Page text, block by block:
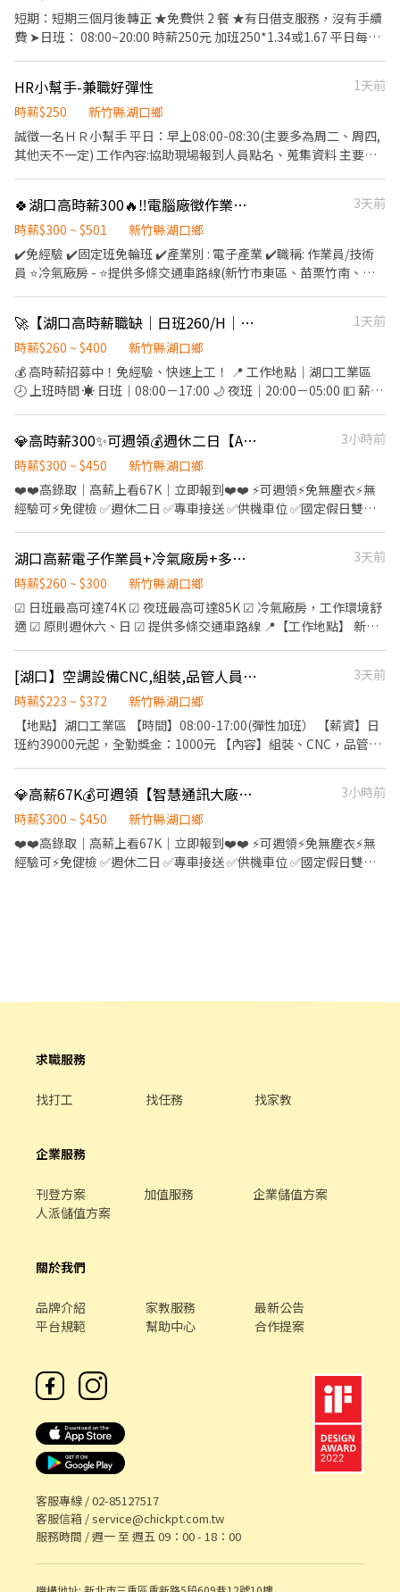
短期：短期三個月後轉正 ★免費供 2 餐 ★有日借支服務，沒有手續
費 ➤日班： 08:00~20:00 時薪250元 加班250*1.34或1.67 平日每天
禮拜六需要配合加班 ➤發薪日期：每月10號/日領 ➤工作地點：新竹
縣湖口鄉文化路二號 ------------------------ ✌️截圖後-快速應徵：
https://lin.ee/AeE2u7i ✌️沃克人力：02-2388-1982 ✌️葉專員：
0967255368
HR小幫手-兼職好彈性
1天前
時薪$250
新竹縣湖口鄉
誠徵一名ＨＲ小幫手 平日：早上08:00-08:30(主要多為周二、周四,
其他天不一定) 工作內容:協助現場報到人員點名、蒐集資料 主要就
鳥，需可接受勞保。
🍀湖口高時薪300🔥‼️電腦廠徵作業技術員 配合加班85K+ #書審即可 #可日領
3天前
時薪$300 ~ $501
新竹縣湖口鄉
✔️免經驗 ✔️固定班免輪班 ✔️產業別 : 電子產業 ✔️職稱: 作業員/技術
員 ⭐冷氣廠房 - ⭐提供多條交通車路線(新竹市東區、苗栗竹南、竹
檢、測試、鎖螺絲。(需挪移5-15Kg產品(有輔助) 【SMT】產線生
產管理、SMT操機、英文介面、備料 【維修物料】解鎖螺絲/清潔散
熱膏、上下物料、掃二維碼分類、電子顯微鏡目檢、元件清潔、
GPU/CPU 除錫除膠 *實際工作內容依過往工作經驗及技能由主管分
上班天數 日班:時薪 $260/hr 配合休假加班最高可達 $74,000 夜班:
$300/hr/配合休假加班最高可達 $85,000 - 【用餐說明】自理 【發
__________________________________ 【快速應徵】 👉快速
預約找工作☞Conbiz康彼斯- 胡先生 Ivan 📞來電預約專線：02-
6604-2814 👉𝑳𝒊𝒏𝒆 𝑰𝑫：@911hcuni 👉𝑳𝒊𝒏𝒆連結 :
https://reurl.cc/MOz07L 應徵截圖私訊留下姓名/電話/應徵職缺即
🚀【湖口高時薪職缺｜日班260/H｜夜班300/H】🚀
1天前
時薪$260 ~ $400
新竹縣湖口鄉
💰 高時薪招募中！免經驗、快速上工！ 📍 工作地點｜湖口工業區
🕗 上班時間 ☀️ 日班｜08:00－17:00 🌙 夜班｜20:00－05:00 💵 薪資
工作環境舒適 ❤️ 提供日領、週領 ❤️ 穩定工時，快速累積收入 📩 截
圖私訊立即報名！ 📞 0965846966（Hank 張先生｜同賴）
💎高時薪300✨可週領💰週休二日【AI智慧大廠】桃竹苗專車接送🚌轉正福利優👍🏻
3小時前
時薪$300 ~ $450
新竹縣湖口鄉
❤️❤️高錄取｜高薪上看67K｜立即報到❤️❤️ ⚡可週領⚡免無塵衣⚡無
經驗可⚡免健檢 ✅週休二日 ✅專車接送 ✅供機車位 ✅國定假日雙倍
日 雙倍薪資✨ ✔ 轉正福利優 二度就業可ɴɪᴄᴇ ✔ 公司團膳 吃飽又划
算 加班餐費補助$60 ✔ 經驗不重要 現場都有專人會教 ✔ 每月5日發
薪 / 可週領 生活好方便 ⭐️ 快速應徵點這邊➔
https://lin.ee/2etEKAh 【工作地點】可自選 ❶ 湖口廠 - 新竹縣湖
作內容】通訊器材（組裝、包裝、測試、流動線） 【休息時間】用
餐40分鐘 兩次間休各15分鐘 【休假制度】週休二日 【上班時間 / 薪
約 $45,760起 x 配合加班 $58,000 ᴜᴘ✨ 夜班：20:00-05:00 【 300 /
H 】 ➔ 薪約 $52,800起 x 配合加班 $67,000 ᴜᴘ✨ 💙『 竹科 』 日
班：07:30-16:40 ➔ 薪約 $35,000起 x 配合加班 $50,000 ᴜᴘ✨ 夜班：
19:30-04:40 ➔ 薪約 $42,000起 x 配合加班 $55,000 ᴜᴘ✨ ⭐️ 加班交通
缺 x 立即上班❤️ ⭐️ ʟɪɴᴇ ID 搜尋 ➔ @564gwivh ➕ 我ʟɪɴᴇ 快速連結 ➔
https://lin.ee/2etEKAh 💎 更多職缺點這 ➔
https://reurl.cc/xK7D4E ✉️ 加好友留言【 全名 + 手機號碼 + 職缺
湖口高薪電子作業員+冷氣廠房+多線交通車+周休二日
3天前
時薪$260 ~ $300
新竹縣湖口鄉
☑ 日班最高可達74K ☑ 夜班最高可達85K ☑ 冷氣廠房，工作環境舒
適 ☑ 原則週休六、日 ☑ 提供多條交通車路線 📍【工作地點】 新竹
管安排以下工作： 🔹成品／半成品組裝 ・產品組裝、包裝 ・外觀目
視檢查 ・產品測試 ・鎖螺絲 ・挪移約5～15公斤產品，現場提供輔
助工具 🔹SMT單位 ・SMT機台操作 ・產線生產管理 ・材料準備 ・
操作英文介面 🔹維修物料單位 ・拆卸及鎖附螺絲 ・清潔散熱膏 ・
08:00～17:00 時薪：260元 ・週休二日、不加班：約45,760 ・平日
每天加班2小時：約61,089 ・配合休假日加班：最高可達74,000 🌙
二日、不加班：約52,800 ・平日每天加班2小時：約70,408 ・配合
休假日加班：最高可達85,000 ⚠️ 實際薪資依當月出勤天數、加班時
[湖口】空調設備CNC,組裝,品管人員（可日領1,700元／可現領/ 無經驗可）
3天前
時薪$223 ~ $372
新竹縣湖口鄉
【地點】湖口工業區 【時間】08:00-17:00(彈性加班） 【薪資】日
班約39000元起，全勤獎金：1000元 【內容】組裝、CNC，品管檢
💎高薪67K💰可週領【智慧通訊大廠】8H週休二日📅桃竹苗專車接送🚌免無塵衣🥼
3小時前
時薪$300 ~ $450
新竹縣湖口鄉
❤️❤️高錄取｜高薪上看67K｜立即報到❤️❤️ ⚡可週領⚡免無塵衣⚡無
經驗可⚡免健檢 ✅週休二日 ✅專車接送 ✅供機車位 ✅國定假日雙倍
餐40分鐘 兩次間休各15分鐘 【休假制度】週休二日 【上班時間 / 薪
資待遇】 🧡『 湖口 / 竹北 』 日班：08:00-17:00 【 260 / H 】 ➔ 薪
H 】 ➔ 薪約 $52,800起 x 配合加班 $67,000 ᴜᴘ✨ 💙『 竹科 』 日
津貼 ⭐️ 國定假日 雙倍薪資✨ ⭐️ 轉正福利優 二度就業可ɴɪᴄᴇ ✨高薪職
https://lin.ee/2etEKAh 💎 更多職缺點這 ➔
https://reurl.cc/xK7D4E ✉️ 加好友留言【 全名 + 手機號碼 + 職缺
求職服務
找打工 找任務 找家教
企業服務
刊登方案 加值服務
企業儲值方案
人派儲值方案
關於我們
品牌介紹 家教服務
最新公告
平台規範
幫助中心 合作提案
客服專線 /02-85127517
客服信箱 /service@chickpt.com.tw
服務時間 / 週一 至 週五 09：00 - 18：00